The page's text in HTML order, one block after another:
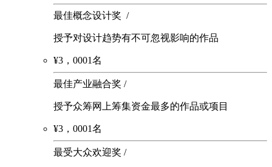
最佳概念设计奖 /
授予对设计趋势有不可忽视影响的作品
¥3 ， 0001名
最佳产业融合奖 /
授予众筹网上筹集资金最多的作品或项目
¥3 ， 0001名
最受大众欢迎奖 /